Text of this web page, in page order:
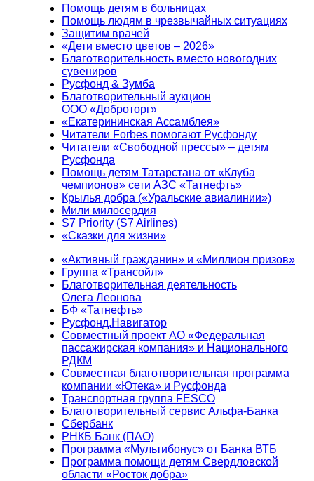
Помощь детям в больницах
Помощь людям в чрезвычайных ситуациях
Защитим врачей
«Дети вместо цветов – 2026»
Благотворительность вместо новогодних
сувениров
Русфонд & Зумба
Благотворительный аукцион
ООО «Доброторг»
«Екатерининская Ассамблея»
Читатели Forbes помогают Русфонду
Читатели «Свободной прессы» – детям
Русфонда
Помощь детям Татарстана от «Клуба
чемпионов» сети АЗС «Татнефть»
Крылья добра («Уральские авиалинии»)
Мили милосердия
S7 Priority (S7 Airlines)
«Сказки для жизни»
«Активный гражданин» и «Миллион призов»
Группа «Трансойл»
Благотворительная деятельность
Олега Леонова
БФ «Татнефть»
Русфонд.Навигатор
Совместный проект АО «Федеральная
пассажирская компания» и Национального
РДКМ
Совместная благотворительная программа
компании «Ютека» и Русфонда
Транспортная группа FESCO
Благотворительный сервис Альфа-Банка
Сбербанк
РНКБ Банк (ПАО)
Программа «Мультибонус» от Банка ВТБ
Программа помощи детям Свердловской
области «Росток добра»